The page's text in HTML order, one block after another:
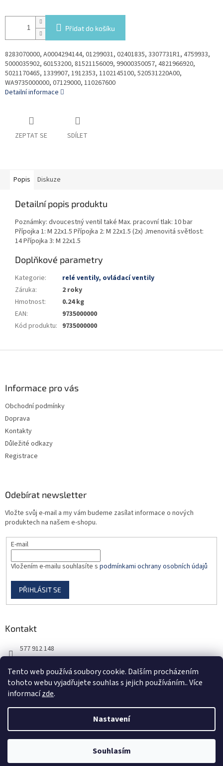
Tento web používá soubory cookie. Dalším procházením
tohoto webu vyjadřujete souhlas s jejich používáním.. Více
informacízde.
Nastavení
Souhlasím
Přidat do košíku
8283070000, A0004294144, 01299031, 02401835, 3307731R1, 4759933,
5000035902, 60153200, 81521156009, 99000350057, 4821966920,
5021170465, 1339907, 1912353, 1102145100, 520531220A00,
WA9735000000, 07129000, 110267600
Detailní informace
ZEPTAT SE SDÍLET
Popis Diskuze
Detailní popis produktu
Poznámky: dvoucestný ventil také Max. pracovní tlak: 10 bar
Přípojka 1: M 22x1.5 Přípojka 2: M 22x1.5 (2x) Jmenovitá světlost:
14 Přípojka 3: M 22x1.5
Doplňkové parametry
Kategorie:
relé ventily, ovládací ventily
Záruka:
2 roky
Hmotnost:
0.24 kg
EAN:
9735000000
Kód produktu: 9735000000
Informace pro vás
Obchodní podmínky
Doprava
Kontakty
Důležité odkazy
Registrace
Odebírat newsletter
Vložte svůj e-mail a my vám budeme zasílat informace o nových
produktech na našem e-shopu.
E-mail
Vložením e-mailu souhlasíte s podmínkami ochrany osobních údajů
PŘIHLÁSIT SE
Kontakt
577 912 148
Vytvořil Shoptet
DORBAS, s.r.o.. Všechna práva vyhrazena.